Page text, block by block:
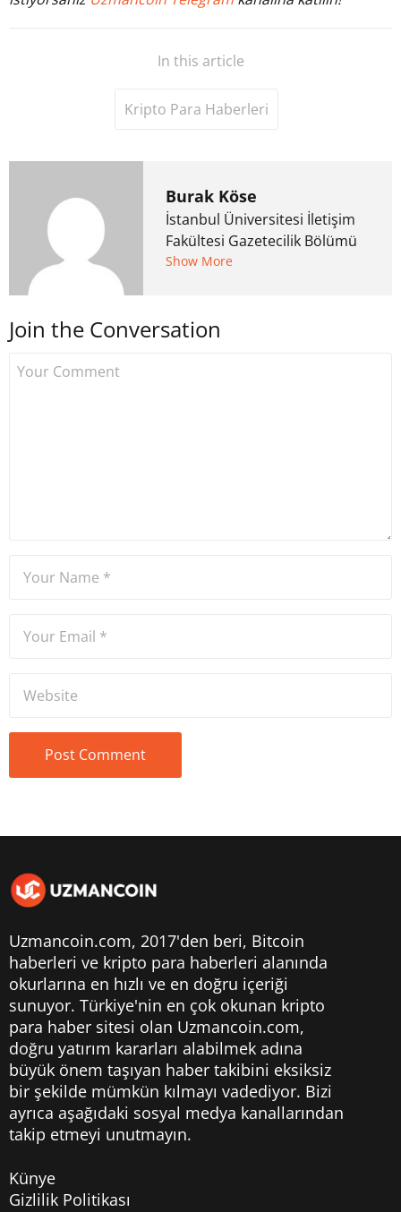
In this article
Kripto Para Haberleri
Burak Köse
İstanbul Üniversitesi İletişim
Fakültesi Gazetecilik Bölümü
mezunu. 6 yıl ana akım
kurdu. 2017'nin Mayıs ayından
Show More
Join the Conversation
Uzmancoin.com, 2017'den beri, Bitcoin
haberleri ve kripto para haberleri alanında
okurlarına en hızlı ve en doğru içeriği
sunuyor. Türkiye'nin en çok okunan kripto
para haber sitesi olan Uzmancoin.com,
doğru yatırım kararları alabilmek adına
büyük önem taşıyan haber takibini eksiksiz
bir şekilde mümkün kılmayı vadediyor. Bizi
ayrıca aşağıdaki sosyal medya kanallarından
takip etmeyi unutmayın.
Künye
Gizlilik Politikası